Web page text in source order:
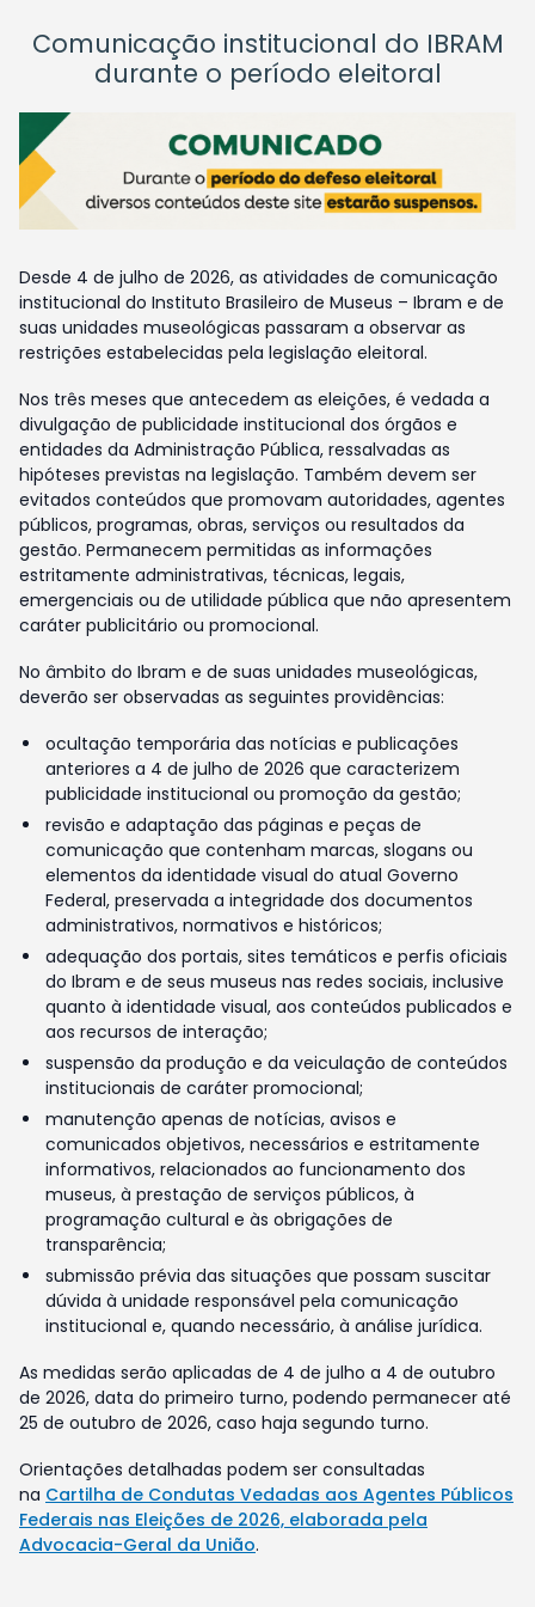
Comunicação institucional do IBRAM
durante o período eleitoral
Desde 4 de julho de 2026, as atividades de comunicação
institucional do Instituto Brasileiro de Museus – Ibram e de
suas unidades museológicas passaram a observar as
restrições estabelecidas pela legislação eleitoral.
Nos três meses que antecedem as eleições, é vedada a
divulgação de publicidade institucional dos órgãos e
entidades da Administração Pública, ressalvadas as
hipóteses previstas na legislação. Também devem ser
evitados conteúdos que promovam autoridades, agentes
públicos, programas, obras, serviços ou resultados da
gestão. Permanecem permitidas as informações
estritamente administrativas, técnicas, legais,
emergenciais ou de utilidade pública que não apresentem
caráter publicitário ou promocional.
No âmbito do Ibram e de suas unidades museológicas,
deverão ser observadas as seguintes providências:
ocultação temporária das notícias e publicações
anteriores a 4 de julho de 2026 que caracterizem
publicidade institucional ou promoção da gestão;
revisão e adaptação das páginas e peças de
comunicação que contenham marcas, slogans ou
elementos da identidade visual do atual Governo
Federal, preservada a integridade dos documentos
administrativos, normativos e históricos;
adequação dos portais, sites temáticos e perfis oficiais
do Ibram e de seus museus nas redes sociais, inclusive
quanto à identidade visual, aos conteúdos publicados e
aos recursos de interação;
suspensão da produção e da veiculação de conteúdos
institucionais de caráter promocional;
manutenção apenas de notícias, avisos e
comunicados objetivos, necessários e estritamente
informativos, relacionados ao funcionamento dos
museus, à prestação de serviços públicos, à
programação cultural e às obrigações de
transparência;
submissão prévia das situações que possam suscitar
dúvida à unidade responsável pela comunicação
institucional e, quando necessário, à análise jurídica.
As medidas serão aplicadas de 4 de julho a 4 de outubro
de 2026, data do primeiro turno, podendo permanecer até
25 de outubro de 2026, caso haja segundo turno.
Orientações detalhadas podem ser consultadas
na Cartilha de Condutas Vedadas aos Agentes Públicos
Federais nas Eleições de 2026, elaborada pela
Advocacia-Geral da União.